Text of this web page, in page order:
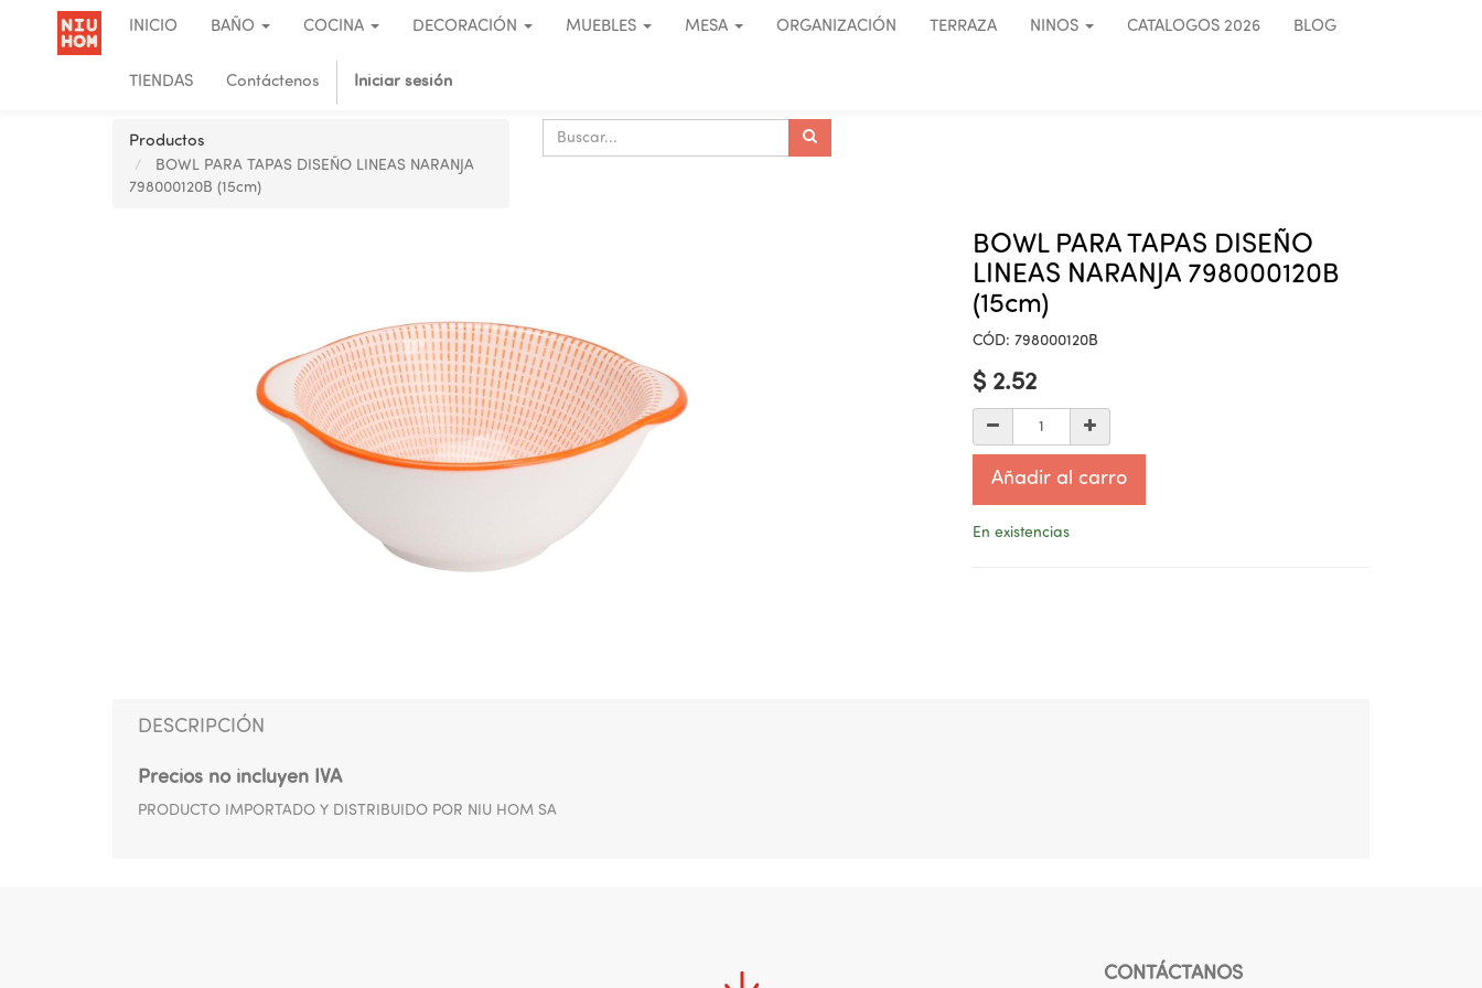
INICIO BAÑO COCINA DECORACIÓN MUEBLES MESA ORGANIZACIÓN TERRAZA NINOS CATALOGOS 2026 BLOG
TIENDAS Contáctenos Iniciar sesión
Productos
BOWL PARA TAPAS DISEÑO LINEAS NARANJA
798000120B (15cm)
BOWL PARA TAPAS DISEÑO
LINEAS NARANJA 798000120B
(15cm)
CÓD: 798000120B
$ 2.52
Añadir al carro
En existencias
DESCRIPCIÓN
Precios no incluyen IVA
PRODUCTO IMPORTADO Y DISTRIBUIDO POR NIU HOM SA
CONTÁCTANOS